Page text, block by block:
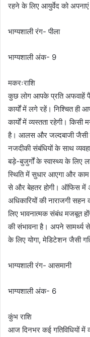
रहने के लिए आयुर्वेद को
भाग्यशाली रंग- पीला
भाग्यशाली अंक- 9
मकरःराशि
कुछ लोग आपके प्रति अफवाहें
कार्यों में लगे रहें। निश्चित ही
कार्यों में व्यस्तता रहेगी।
है। आलस और जल्दबाजी जैसी
नजदीकी संबंधियों के साथ
बड़े-बुजुर्गों के स्वास्थ्य के लिए
स्थिति में सुधार आएगा और काम
से और बेहतर होगी। ऑफिस में
अधिकारियों की नाराजगी
लिए भावनात्मक संबंध मजबूत
की संभावना है। अपने सामर्थ्य
के लिए योगा, मेडिटेशन जैसी
भाग्यशाली रंग- आसमानी
भाग्यशाली अंक- 6
कुंभ राशि
आज दिनभर कई गतिविधियों में